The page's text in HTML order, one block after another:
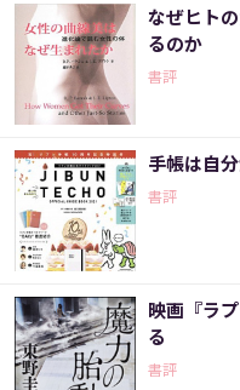
なぜヒト
るのか
書評
手帳は自
書評
映画『ラ
る
書評